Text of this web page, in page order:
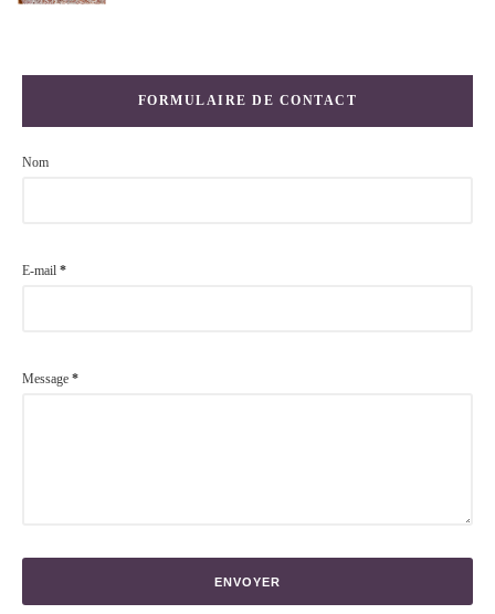
FORMULAIRE DE CONTACT
Nom
E-mail *
Message *